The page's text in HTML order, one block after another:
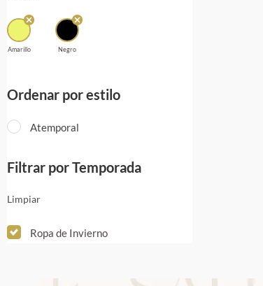
Amarillo Negro
Ordenar por estilo
Atemporal
Filtrar por Temporada
Limpiar
Ropa de Invierno